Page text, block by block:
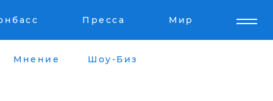
Пресса Мир
Мнение Шоу-Биз